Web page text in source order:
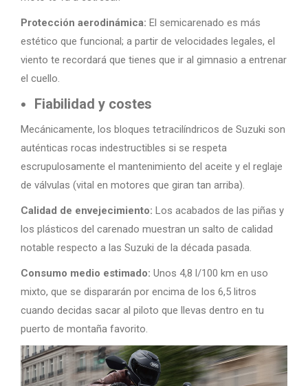
Protección aerodinámica: El semicarenado es más
estético que funcional; a partir de velocidades legales, el
viento te recordará que tienes que ir al gimnasio a entrenar
el cuello.
Fiabilidad y costes
Mecánicamente, los bloques tetracilíndricos de Suzuki son
auténticas rocas indestructibles si se respeta
escrupulosamente el mantenimiento del aceite y el reglaje
de válvulas (vital en motores que giran tan arriba).
Calidad de envejecimiento: Los acabados de las piñas y
los plásticos del carenado muestran un salto de calidad
notable respecto a las Suzuki de la década pasada.
Consumo medio estimado: Unos 4,8 l/100 km en uso
mixto, que se dispararán por encima de los 6,5 litros
cuando decidas sacar al piloto que llevas dentro en tu
puerto de montaña favorito.